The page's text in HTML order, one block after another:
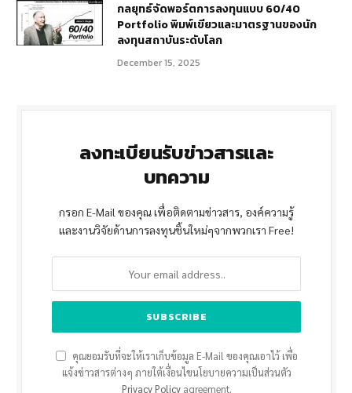
กลยุทธ์จัดพอร์ตการลงทุนแบบ 60/40
Portfolio พิมพ์เขียวและมาตรฐานของนัก
ลงทุนสถาบันระดับโลก
December 15, 2025
ลงทะเบียนรับข่าวสารและ
บทความ
กรอก E-Mail ของคุณ เพื่อติดตามข่าวสาร, องค์ความรู้
และงานวิจัยด้านการลงทุนชิ้นใหม่ๆจากพวกเรา Free!
คุณยอมรับที่จะให้เราเก็บข้อมูล E-Mail ของคุณเอาไว้ เพื่อ
แจ้งข่าวสารต่างๆ ภายใต้เงื่อนไขนโยบายความเป็นส่วนตัว
Privacy Policyagreement.